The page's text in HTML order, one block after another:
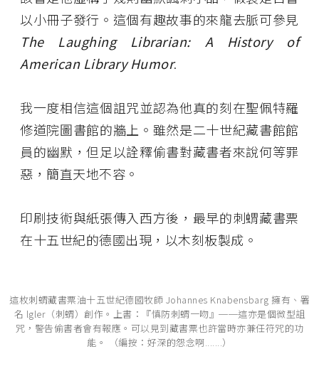
以小冊子發行。這個有趣故事的來龍去脈可參見
The Laughing Librarian: A History of
American Library Humor.
我一度相信這個詛咒並認為他真的刻在聖佩特羅
修道院圖書館的牆上。雖然是二十世紀藏書館館
員的幽默，但足以詮釋偷書對藏書者來說何等罪
惡，簡直天地不容。
印刷技術與紙張傳入西方後，最早的刺蝟藏書票
在十五世紀的德國出現，以木刻板製成。
這枚刺蝟藏書票油十五世紀德國牧師 Johannes Knabensbarg 擁有、署
名 lgler（刺蝟）創作。上書：『慎防刺蝟一吻』──這亦是個微型詛
咒，警告偷書者會有報應。可以見到藏書票也許當時亦兼任符咒的功
能。 （編按：好深的怨念啊.......）